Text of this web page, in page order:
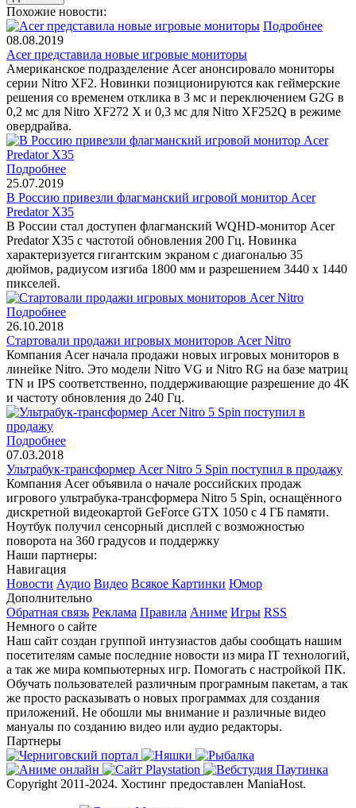
Похожие новости:
Подробнее
08.08.2019
Acer представила новые игровые мониторы
Американское подразделение Acer анонсировало мониторы
серии Nitro XF2. Новинки позиционируются как геймерские
решения со временем отклика в 3 мс и переключением G2G в
0,2 мс для Nitro XF272 X и 0,3 мс для Nitro XF252Q в режиме
овердрайва.
Подробнее
25.07.2019
В Россию привезли флагманский игровой монитор Acer
Predator X35
В России стал доступен флагманский WQHD-монитор Acer
Predator X35 с частотой обновления 200 Гц. Новинка
характеризуется гигантским экраном с диагональю 35
дюймов, радиусом изгиба 1800 мм и разрешением 3440 х 1440
пикселей.
Подробнее
26.10.2018
Стартовали продажи игровых мониторов Acer Nitro
Компания Acer начала продажи новых игровых мониторов в
линейке Nitro. Это модели Nitro VG и Nitro RG на базе матриц
TN и IPS соответственно, поддерживающие разрешение до 4K
и частоту обновления до 240 Гц.
Подробнее
07.03.2018
Ультрабук-трансформер Acer Nitro 5 Spin поступил в продажу
Компания Acer объявила о начале российских продаж
игрового ультрабука-трансформера Nitro 5 Spin, оснащённого
дискретной видеокартой GeForce GTX 1050 с 4 ГБ памяти.
Ноутбук получил сенсорный дисплей с возможностью
поворота на 360 градусов и поддержку
Наши партнеры:
Навигация
Новости Аудио Видео Всякое Картинки Юмор
Дополнительно
Обратная связь Реклама Правила Аниме Игры RSS
Немного о сайте
Наш сайт создан группой интузиастов дабы сообщать нашим
посетителям самые последние новости из мира IT технологий,
а так же мира компьютерных игр. Помогать с настройкой ПК.
Обучать пользователей различным програмным пакетам, а так
же просто расказывать о новых программах для создания
приложений. Не обошли мы внимание и различные видео
мануалы по созданию видео или аудио редакторы.
Партнеры
Copyright 2011-2024. Хостинг предоставлен ManiaHost.